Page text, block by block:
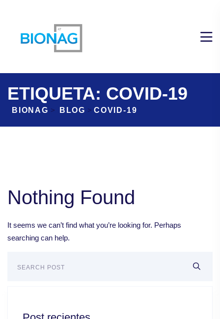
ETIQUETA: COVID-19
BIONAG > BLOG > COVID-19
Nothing Found
It seems we can’t find what you’re looking for. Perhaps
searching can help.